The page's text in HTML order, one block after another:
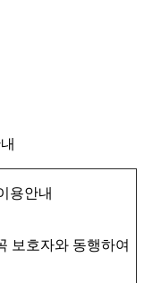
용안내
보호자와 동행하여